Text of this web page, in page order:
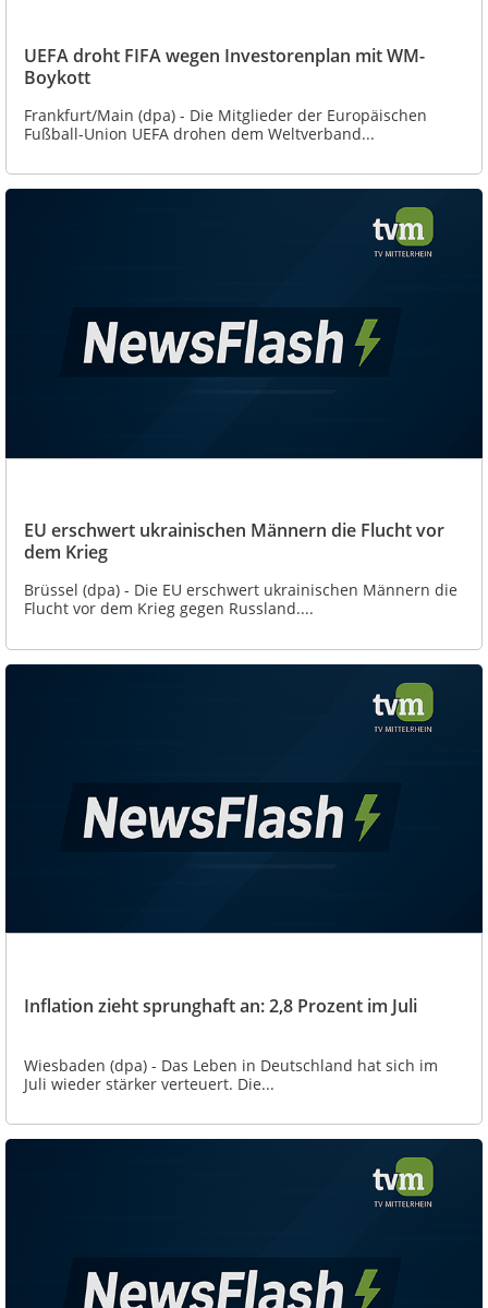
UEFA droht FIFA wegen Investorenplan mit WM-
Boykott
Frankfurt/Main (dpa) - Die Mitglieder der Europäischen
Fußball-Union UEFA drohen dem Weltverband...
EU erschwert ukrainischen Männern die Flucht vor
dem Krieg
Brüssel (dpa) - Die EU erschwert ukrainischen Männern die
Flucht vor dem Krieg gegen Russland....
Inflation zieht sprunghaft an: 2,8 Prozent im Juli
Wiesbaden (dpa) - Das Leben in Deutschland hat sich im
Juli wieder stärker verteuert. Die...